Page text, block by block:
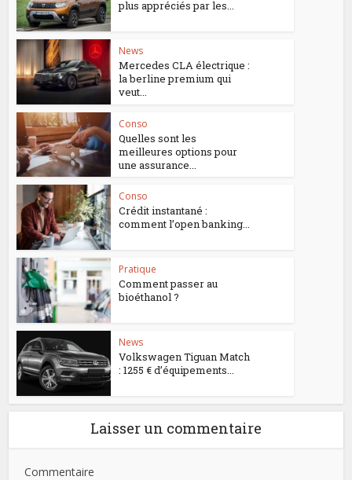
plus appréciés par les...
News
Mercedes CLA électrique :
la berline premium qui
veut...
Conso
Quelles sont les
meilleures options pour
une assurance...
Conso
Crédit instantané :
comment l’open banking...
Pratique
Comment passer au
bioéthanol ?
News
Volkswagen Tiguan Match
: 1255 € d’équipements...
Laisser un commentaire
Commentaire